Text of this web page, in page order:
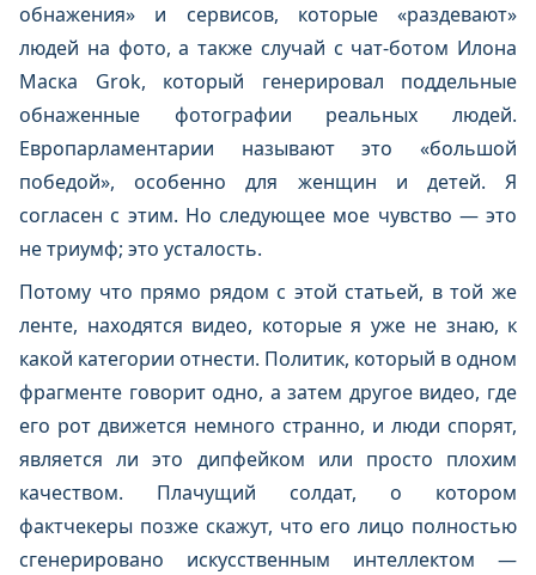
обнажения» и сервисов, которые «раздевают»
людей на фото, а также случай с чат-ботом Илона
Маска Grok, который генерировал поддельные
обнаженные фотографии реальных людей.
Европарламентарии называют это «большой
победой», особенно для женщин и детей. Я
согласен с этим. Но следующее мое чувство — это
не триумф; это усталость.
Потому что прямо рядом с этой статьей, в той же
ленте, находятся видео, которые я уже не знаю, к
какой категории отнести. Политик, который в одном
фрагменте говорит одно, а затем другое видео, где
его рот движется немного странно, и люди спорят,
является ли это дипфейком или просто плохим
качеством. Плачущий солдат, о котором
фактчекеры позже скажут, что его лицо полностью
сгенерировано искусственным интеллектом —